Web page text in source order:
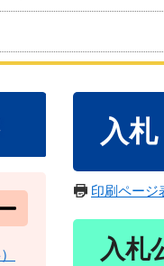
入
印刷ページ
入札